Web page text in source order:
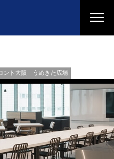
ト大阪 うめきた広場